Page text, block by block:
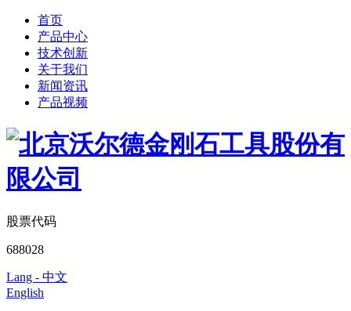
首页
产品中心
技术创新
关于我们
新闻资讯
产品视频
股票代码
688028
Lang - 中文
English